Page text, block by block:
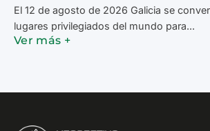
El 12 de agosto de 2026 Galicia se
lugares privilegiados del mundo para...
Ver más +